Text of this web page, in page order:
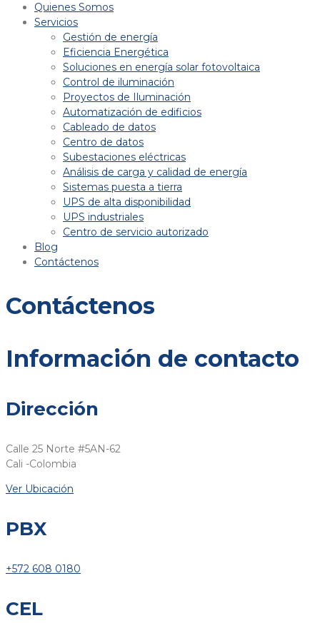
Quienes Somos
Servicios
Gestión de energía
Eficiencia Energética
Soluciones en energía solar fotovoltaica
Control de iluminación
Proyectos de Iluminación
Automatización de edificios
Cableado de datos
Centro de datos
Subestaciones eléctricas
Análisis de carga y calidad de energía
Sistemas puesta a tierra
UPS de alta disponibilidad
UPS industriales
Centro de servicio autorizado
Blog
Contáctenos
Contáctenos
Información de contacto
Dirección
Calle 25 Norte #5AN-62
Cali -Colombia​
Ver Ubicación
PBX
+572 608 0180
CEL